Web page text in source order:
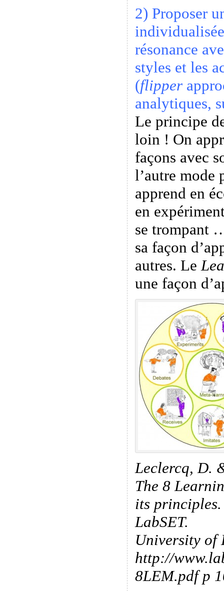
2) Proposer
résonance
styles et les
(flipper
analytiques,
Le principe
loin ! On
façons avec
l’autre
apprend en
en
se trompant
sa façon
autres. Le
une façon
Leclercq, D.
The 8
its principles.
LabSET.
University of
http://
8LEM.pdf p